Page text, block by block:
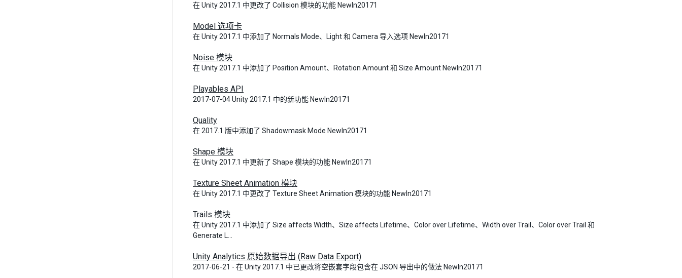
在 Unity 2017.1 中更改了 Collision 模块的功能 NewIn20171
Model 选项卡
在 Unity 2017.1 中添加了 Normals Mode、Light 和 Camera 导入选项 NewIn20171
Noise 模块
在 Unity 2017.1 中添加了 Position Amount、Rotation Amount 和 Size Amount NewIn20171
Playables API
2017-07-04 Unity 2017.1 中的新功能 NewIn20171
Quality
在 2017.1 版中添加了 Shadowmask Mode NewIn20171
Shape 模块
在 Unity 2017.1 中更新了 Shape 模块的功能 NewIn20171
Texture Sheet Animation 模块
在 Unity 2017.1 中更改了 Texture Sheet Animation 模块的功能 NewIn20171
Trails 模块
在 Unity 2017.1 中添加了 Size affects Width、Size affects Lifetime、Color over Lifetime、Width over Trail、Color over Trail 和
Generate L...
Unity Analytics 原始数据导出 (Raw Data Export)
2017-06-21 - 在 Unity 2017.1 中已更改将空嵌套字段包含在 JSON 导出中的做法 NewIn20171